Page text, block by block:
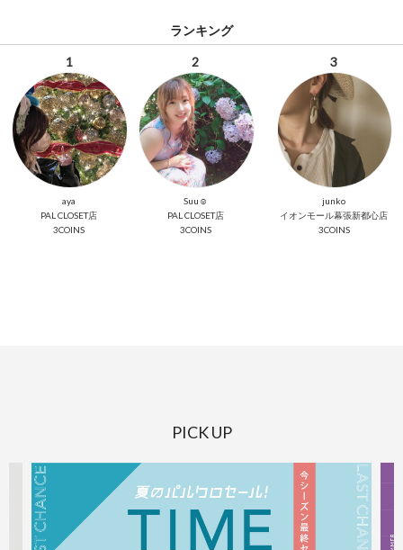
ランキング
1
aya
PAL CLOSET店
3COINS
2
Suu☺︎
PAL CLOSET店
3COINS
3
junko
イオンモール幕張新都心店
3COINS
PICK UP